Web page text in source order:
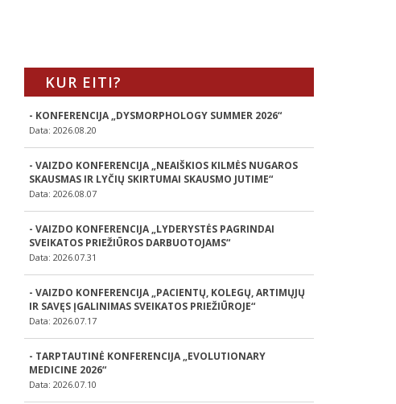
KUR EITI?
- KONFERENCIJA „DYSMORPHOLOGY SUMMER 2026“
Data: 2026.08.20
- VAIZDO KONFERENCIJA „NEAIŠKIOS KILMĖS NUGAROS
SKAUSMAS IR LYČIŲ SKIRTUMAI SKAUSMO JUTIME“
Data: 2026.08.07
- VAIZDO KONFERENCIJA „LYDERYSTĖS PAGRINDAI
SVEIKATOS PRIEŽIŪROS DARBUOTOJAMS“
Data: 2026.07.31
- VAIZDO KONFERENCIJA „PACIENTŲ, KOLEGŲ, ARTIMŲJŲ
IR SAVĘS ĮGALINIMAS SVEIKATOS PRIEŽIŪROJE“
Data: 2026.07.17
- TARPTAUTINĖ KONFERENCIJA „EVOLUTIONARY
MEDICINE 2026“
Data: 2026.07.10